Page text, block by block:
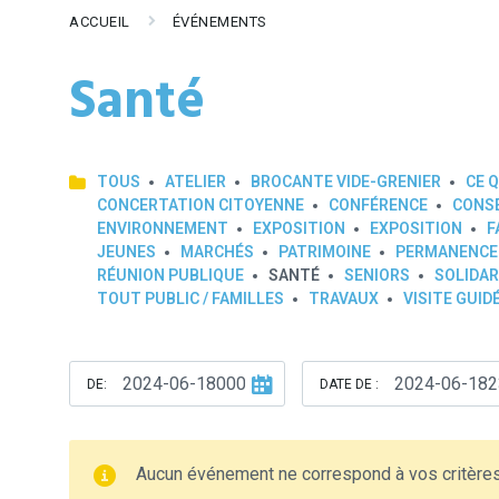
ACCUEIL ÉVÉNEMENTS
Santé
TOUS ATELIER BROCANTE VIDE-GRENIER CE
CONCERTATION CITOYENNE
CONFÉRENCE
ENVIRONNEMENT
EXPOSITION EXPOSITION
JEUNES
MARCHÉS PATRIMOINE
RÉUNION PUBLIQUE
SANTÉ SENIORS
TOUT PUBLIC / FAMILLES
TRAVAUX VISITE
DE: DATE DE :
Aucun événement ne correspond à vos